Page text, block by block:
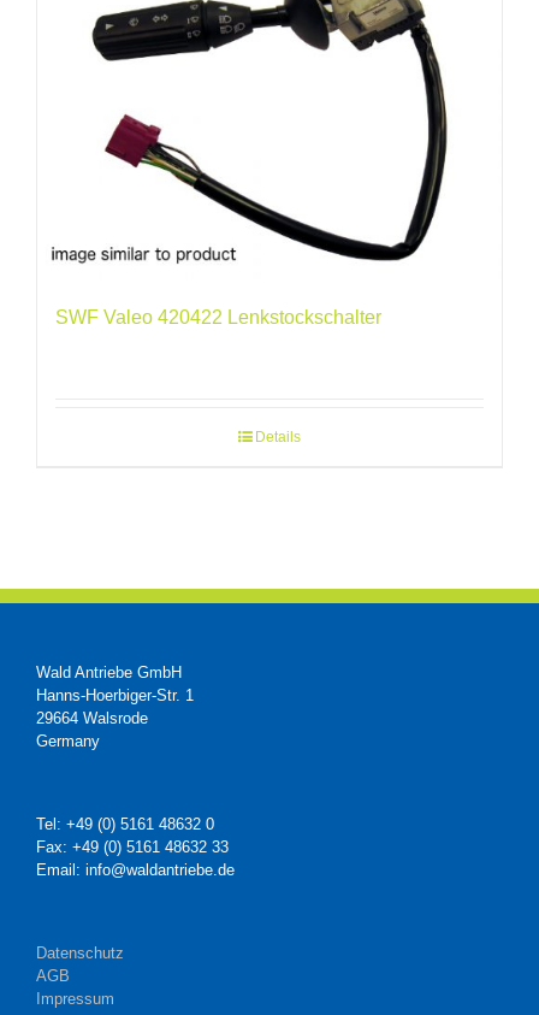
SWF Valeo 420422 Lenkstockschalter
Details
Wald Antriebe GmbH
Hanns-Hoerbiger-Str. 1
29664 Walsrode
Germany
Tel: +49 (0) 5161 48632 0
Fax: +49 (0) 5161 48632 33
Email: info@waldantriebe.de
Datenschutz
AGB
Impressum